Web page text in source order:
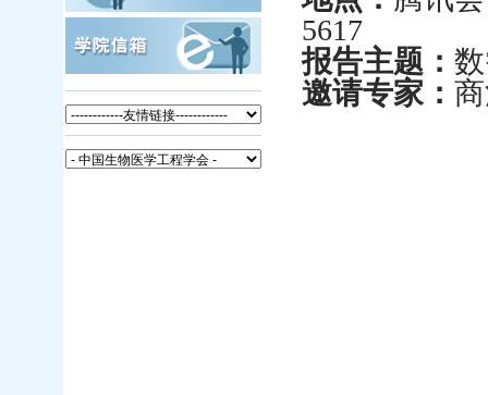
5617
报告主题：
邀请专家：